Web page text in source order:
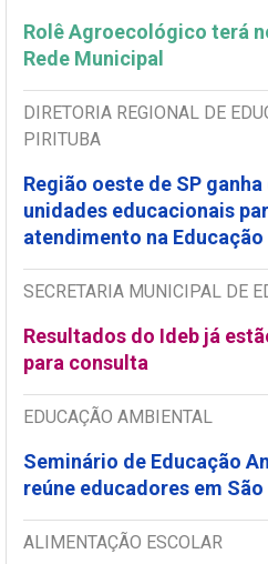
Rolê Agroecológico terá
Rede Municipal
DIRETORIA REGIONAL DE
PIRITUBA
Região oeste de SP
unidades educacionais
atendimento na Educação
SECRETARIA MUNICIPAL DE
Resultados do Ideb já
para consulta
EDUCAÇÃO AMBIENTAL
Seminário de Educação
reúne educadores em São
ALIMENTAÇÃO ESCOLAR